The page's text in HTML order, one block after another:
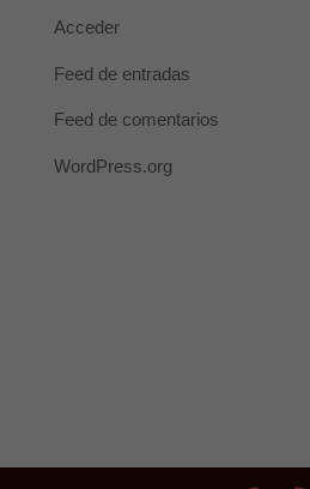
Acceder
Feed de entradas
Feed de comentarios
WordPress.org